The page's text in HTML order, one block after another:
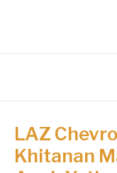
LAZ
Khitanan